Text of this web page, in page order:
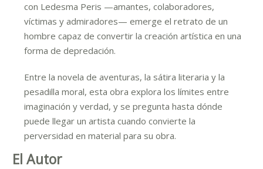
con Ledesma Peris —amantes, colaboradores,
víctimas y admiradores— emerge el retrato de un
hombre capaz de convertir la creación artística en una
forma de depredación.
Entre la novela de aventuras, la sátira literaria y la
pesadilla moral, esta obra explora los límites entre
imaginación y verdad, y se pregunta hasta dónde
puede llegar un artista cuando convierte la
perversidad en material para su obra.
El Autor